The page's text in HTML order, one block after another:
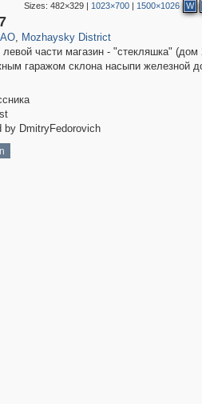
Sizes:482×329 | 1023×700 | 1500×1026 W
, Mozhaysky District
части магазин - "стекляшка" (дом
гаражом склона насыпи железной
by DmitryFedorovich